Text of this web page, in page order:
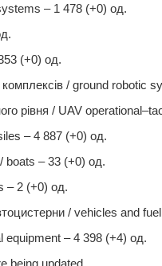
– 1 478 (+0) од.
(+0) од.
комплексів / ground robotic
рівня / UAV
– 4 887 (+0) од.
boats – 33 (+0) од.
– 2 (+0) од.
/ vehicles and
equipment – 4 398 (+4) од.
being updated.